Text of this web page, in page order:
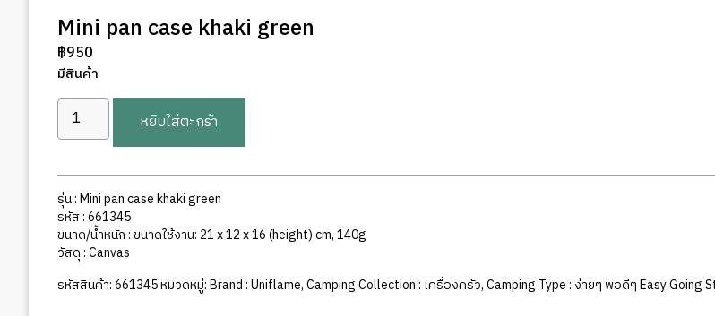
Mini pan case khaki green
฿950
มีสินค้า
จำนวน
Mini
case
khaki
green
ชิ้น
หยิบใส่ตะกร้า
รุ่น : Mini pan case khaki green
รหัส : 661345
ขนาด/น้ำหนัก : ขนาดใช้งาน: 21 x 12 x 16 (height) cm, 140g
วัสดุ : Canvas
รหัสสินค้า:661345หมวดหมู่:Brand : Uniflame,Camping Collection : เครื่องครัว,Camping Type : ง่ายๆ พอดีๆ Easy Going